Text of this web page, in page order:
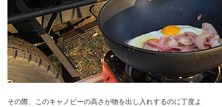
その際、このキャノピーの高さが物を出し入れするのに丁度よ